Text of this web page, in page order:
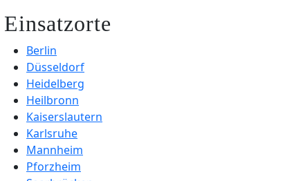
Einsatzorte
Berlin
Düsseldorf
Heidelberg
Heilbronn
Kaiserslautern
Karlsruhe
Mannheim
Pforzheim